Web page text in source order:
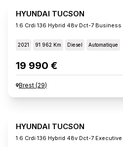
HYUNDAI TUCSON
1.6 Crdi 136 Hybrid 48v Dct-7 Business
2021 91 962 Km Diesel Automatique
19 990 €
Brest (29)
HYUNDAI TUCSON
1.6 Crdi 136 Hybrid 48v Dct-7 Executive